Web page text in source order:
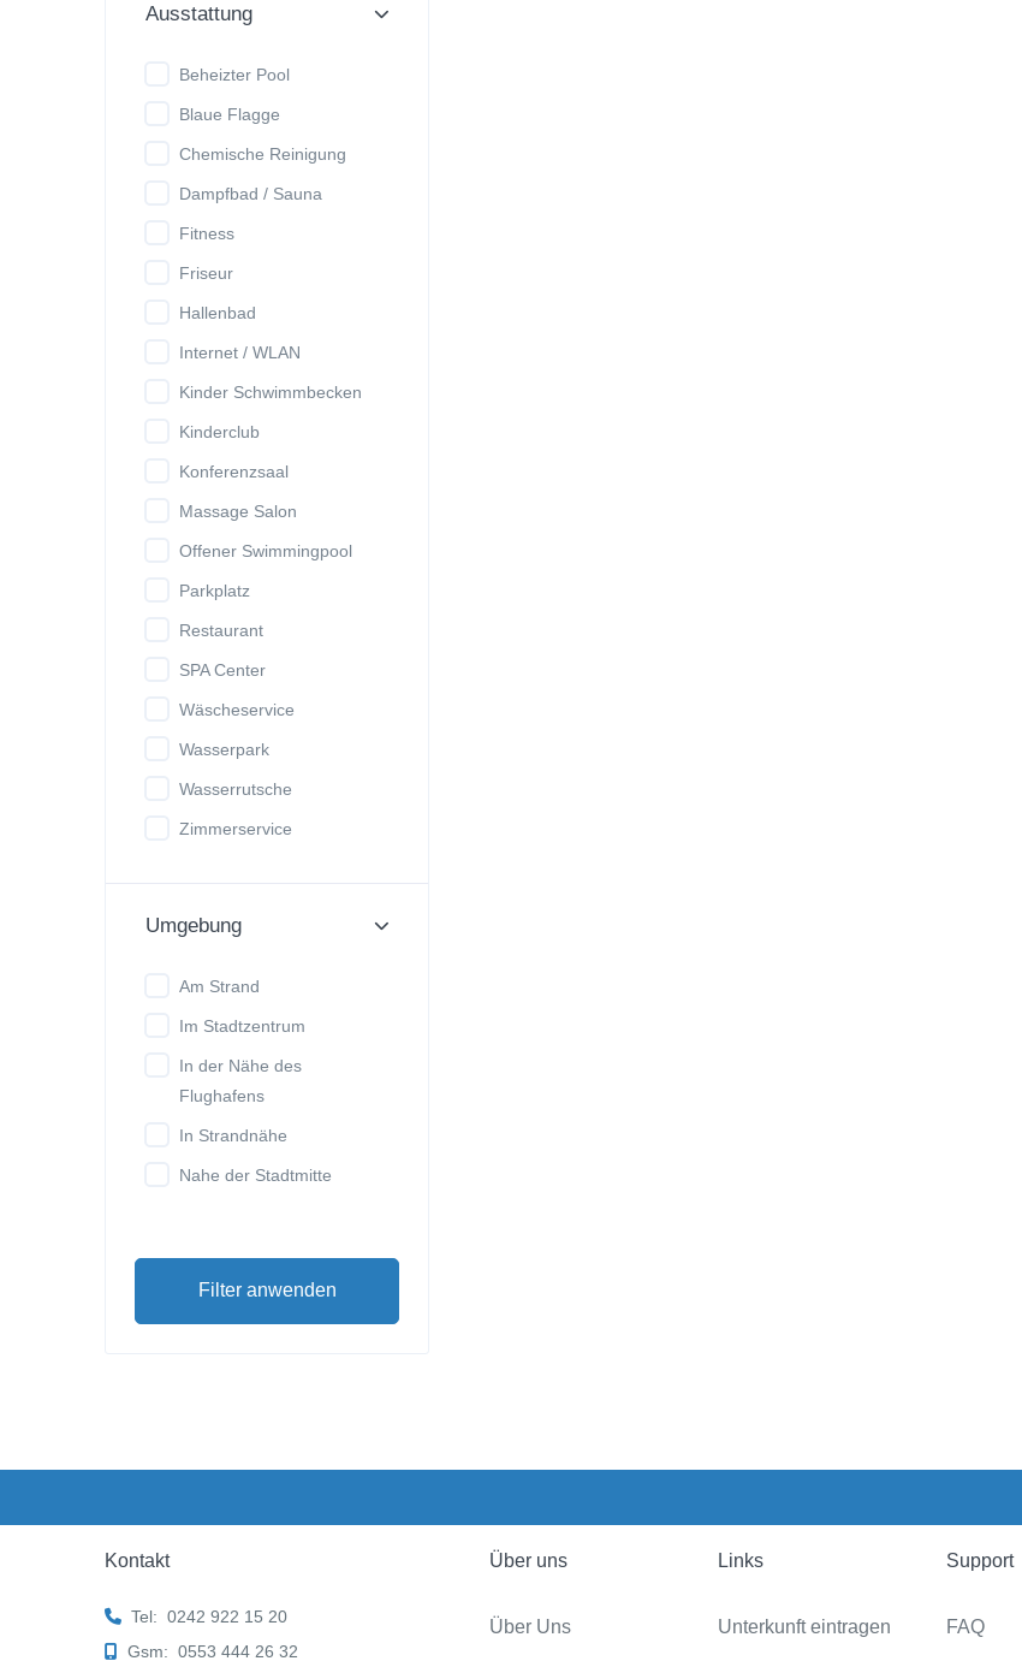
Ausstattung
Beheizter Pool
Blaue Flagge
Chemische Reinigung
Dampfbad / Sauna
Fitness
Friseur
Hallenbad
Internet / WLAN
Kinder Schwimmbecken
Kinderclub
Konferenzsaal
Massage Salon
Offener Swimmingpool
Parkplatz
Restaurant
SPA Center
Wäscheservice
Wasserpark
Wasserrutsche
Zimmerservice
Umgebung
Am Strand
Im Stadtzentrum
In der Nähe des
Flughafens
In Strandnähe
Nahe der Stadtmitte
Filter anwenden
Kontakt
Tel: 0242 922 15 20
Gsm: 0553 444 26 32
Über uns
Über Uns
Links
Unterkunft eintragen
Support
FAQ